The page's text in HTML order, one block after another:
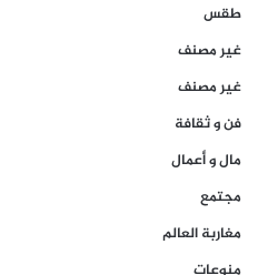
طقس
غير مصنف
غير مصنف
فن و ثقافة
مال و أعمال
مجتمع
مغاربة العالم